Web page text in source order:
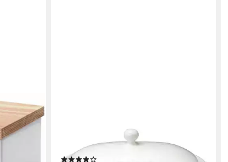
weiß mit Lilie, Keramik, (1 Topf, 1-tlg.,
1 Brottopf mit Lilie), Keramik